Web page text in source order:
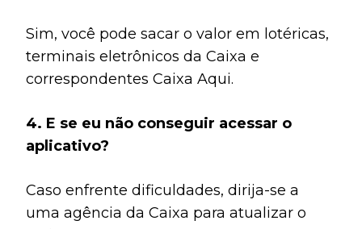
Sim, você pode sacar o valor em lotéricas,
terminais eletrônicos da Caixa e
correspondentes Caixa Aqui.
4. E se eu não conseguir acessar o
aplicativo?
Caso enfrente dificuldades, dirija-se a
uma agência da Caixa para atualizar o